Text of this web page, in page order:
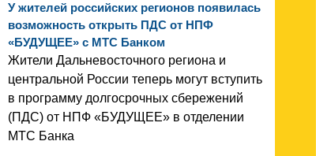
У жителей российских регионов появилась
возможность открыть ПДС от НПФ
«БУДУЩЕЕ» с МТС Банком
Жители Дальневосточного региона и
центральной России теперь могут вступить
в программу долгосрочных сбережений
(ПДС) от НПФ «БУДУЩЕЕ» в отделении
МТС Банка